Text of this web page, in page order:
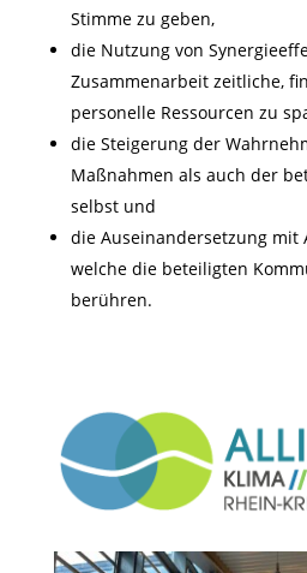
Stimme zu geben,
die Nutzung von
Zusammenarbeit zeitliche,
personelle Ressourcen zu
die Steigerung der
Maßnahmen als auch der
selbst und
die Auseinandersetzung mit
welche die beteiligten
berühren.